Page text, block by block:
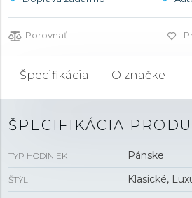
Porovnať
Špecifikácia O značke
ŠPECIFIKÁCIA
TYP HODINIEK Pánske
ŠTÝL Klasické,